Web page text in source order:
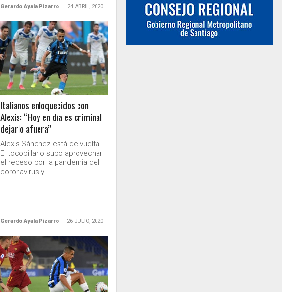
Gerardo Ayala Pizarro 24 ABRIL, 2020
LEER MÁS
Italianos enloquecidos con
Alexis: “Hoy en día es criminal
dejarlo afuera”
Alexis Sánchez está de vuelta.
El tocopillano supo aprovechar
el receso por la pandemia del
coronavirus y...
Gerardo Ayala Pizarro 26 JULIO, 2020
LEER MÁS